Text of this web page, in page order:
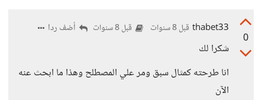
0
thabet33 قبل 8 سنوات قبل 8 سنوات أضف ردا
شكرا لك
انا طرحته كمثال سبق ومر علي المصطلح وهذا ما ابحث عنه
الآن